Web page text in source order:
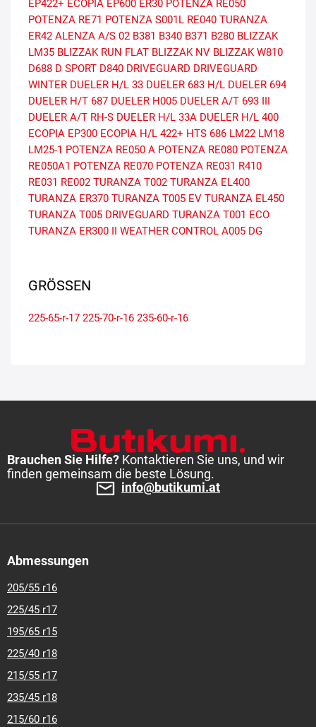
EP422+ ECOPIA EP600 ER30 POTENZA RE050
POTENZA RE71 POTENZA S001L RE040 TURANZA
ER42 ALENZA A/S 02 B381 B340 B371 B280 BLIZZAK
LM35 BLIZZAK RUN FLAT BLIZZAK NV BLIZZAK W810
D688 D SPORT D840 DRIVEGUARD DRIVEGUARD
WINTER DUELER H/L 33 DUELER 683 H/L DUELER 694
DUELER H/T 687 DUELER H005 DUELER A/T 693 III
DUELER A/T RH-S DUELER H/L 33A DUELER H/L 400
ECOPIA EP300 ECOPIA H/L 422+ HTS 686 LM22 LM18
LM25-1 POTENZA RE050 A POTENZA RE080 POTENZA
RE050A1 POTENZA RE070 POTENZA RE031 R410
RE031 RE002 TURANZA T002 TURANZA EL400
TURANZA ER370 TURANZA T005 EV TURANZA EL450
TURANZA T005 DRIVEGUARD TURANZA T001 ECO
TURANZA ER300 II
WEATHER CONTROL A005 DG
GRÖSSEN
225-65-r-17 225-70-r-16 235-60-r-16
Brauchen Sie Hilfe? Kontaktieren Sie uns, und wir
finden gemeinsam die beste Lösung.
info@butikumi.at
Abmessungen
205/55 r16
225/45 r17
195/65 r15
225/40 r18
215/55 r17
235/45 r18
215/60 r16